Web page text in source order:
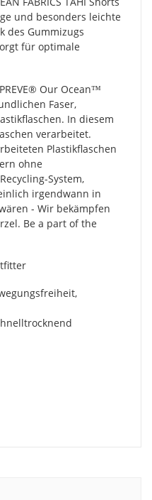
und besonders leichte
des Gummizugs
für optimale
Our Ocean™
Faser,
In diesem
verarbeitet.
Plastikflaschen
ohne
System,
irgendwann in
- Wir bekämpfen
Be a part of the